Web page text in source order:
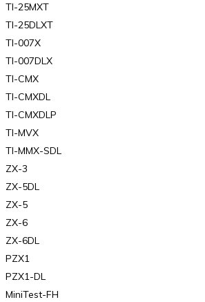
TI-25MXT
TI-25DLXT
TI-007X
TI-007DLX
TI-CMX
TI-CMXDL
TI-CMXDLP
TI-MVX
TI-MMX-SDL
ZX-3
ZX-5DL
ZX-5
ZX-6
ZX-6DL
PZX1
PZX1-DL
MiniTest-FH